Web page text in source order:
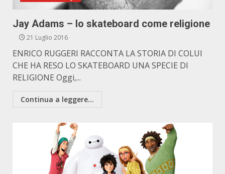
Jay Adams – lo skateboard come religione
21 Luglio 2016
ENRICO RUGGERI RACCONTA LA STORIA DI COLUI
CHE HA RESO LO SKATEBOARD UNA SPECIE DI
RELIGIONE Oggi,...
Continua a leggere...